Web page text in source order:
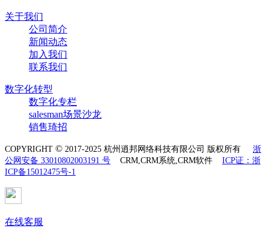
关于我们
公司简介
新闻动态
加入我们
联系我们
数字化转型
数字化专栏
salesman场景沙龙
销售琦招
COPYRIGHT © 2017-2025 杭州逍邦网络科技有限公司 版权所有 浙
公网安备 33010802003191 号 CRM,CRM系统,CRM软件 ICP证：浙
ICP备15012475号-1
在线客服